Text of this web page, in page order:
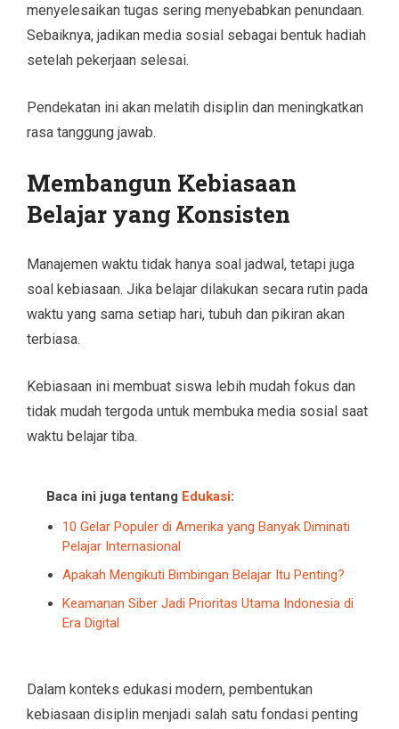
menyelesaikan tugas sering menyebabkan penundaan.
Sebaiknya, jadikan media sosial sebagai bentuk hadiah
setelah pekerjaan selesai.
Pendekatan ini akan melatih disiplin dan meningkatkan
rasa tanggung jawab.
Membangun Kebiasaan
Belajar yang Konsisten
Manajemen waktu tidak hanya soal jadwal, tetapi juga
soal kebiasaan. Jika belajar dilakukan secara rutin pada
waktu yang sama setiap hari, tubuh dan pikiran akan
terbiasa.
Kebiasaan ini membuat siswa lebih mudah fokus dan
tidak mudah tergoda untuk membuka media sosial saat
waktu belajar tiba.
Baca ini juga tentang Edukasi:
10 Gelar Populer di Amerika yang Banyak Diminati
Pelajar Internasional
Apakah Mengikuti Bimbingan Belajar Itu Penting?
Keamanan Siber Jadi Prioritas Utama Indonesia di
Era Digital
Dalam konteks edukasi modern, pembentukan
kebiasaan disiplin menjadi salah satu fondasi penting